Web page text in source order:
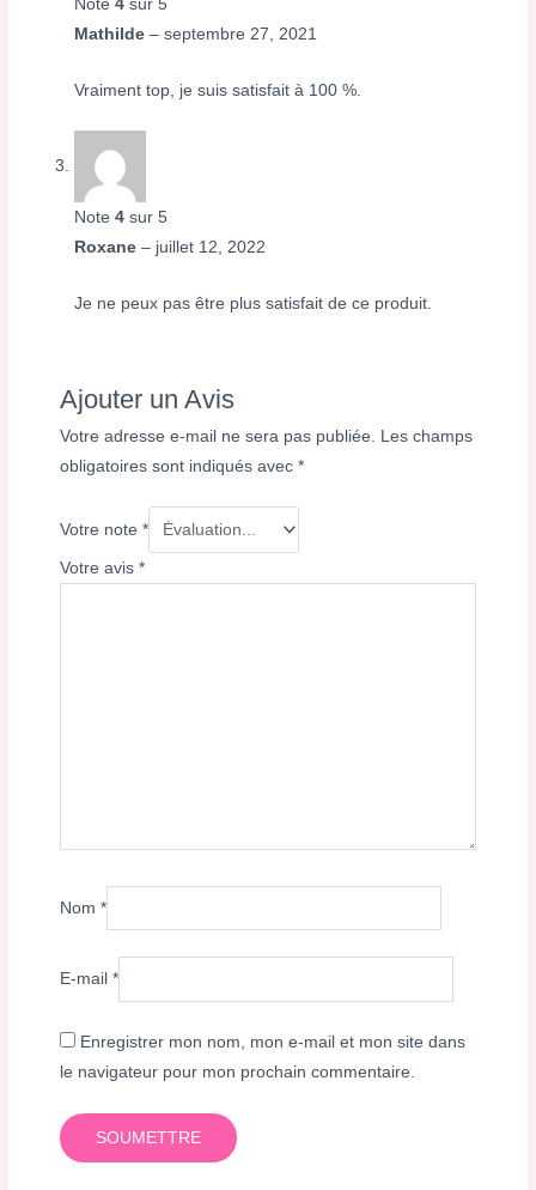
Note4 sur 5
Mathilde– septembre 27, 2021
Vraiment top, je suis satisfait à 100 %.
Note4 sur 5
Roxane– juillet 12, 2022
Je ne peux pas être plus satisfait de ce produit.
Ajouter un Avis
Votre adresse e-mail ne sera pas publiée.
Les champs
obligatoires sont indiqués avec*
Votre note*
Votre avis*
Nom*
E-mail*
Enregistrer mon nom, mon e-mail et mon site dans
le navigateur pour mon prochain commentaire.